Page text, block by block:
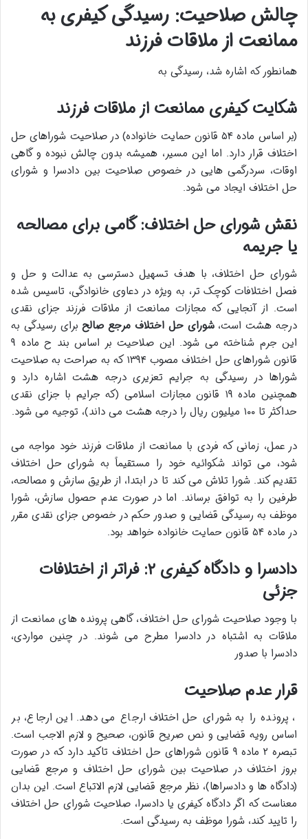
چالش صلاحیت: رسیدگی کیفری به
ممانعت از ملاقات فرزند
همانطور که اشاره شد، رسیدگی به
شکایت کیفری ممانعت از ملاقات فرزند
(بر اساس ماده ۵۴ قانون حمایت خانواده) در صلاحیت شوراهای حل
اختلاف قرار دارد. اما این مسیر، همیشه بدون چالش نبوده و گاهی
اوقات، سردرگمی هایی در خصوص صلاحیت بین دادسرا و شورای
حل اختلاف ایجاد می شود.
نقش شورای حل اختلاف: گامی برای مصالحه
یا جریمه
شورای حل اختلاف، با هدف تسهیل دسترسی به عدالت و حل و
فصل اختلافات کوچک تر، به ویژه در دعاوی خانوادگی، تاسیس شده
است. از آنجایی که مجازات ممانعت از ملاقات فرزند جزای نقدی
درجه هشت است،شورای حل اختلاف مرجع صالحبرای رسیدگی به
این جرم شناخته می شود. این صلاحیت بر اساس بند ح ماده ۹
قانون شوراهای حل اختلاف مصوب ۱۳۹۴ که به صراحت به صلاحیت
شوراها در رسیدگی به جرایم تعزیری درجه هشت اشاره دارد و
همچنین ماده ۱۹ قانون مجازات اسلامی (که جرایم با جزای نقدی
حداکثر تا ۱۰۰ میلیون ریال را درجه هشت می داند)، توجیه می شود.
در عمل، زمانی که فردی با ممانعت از ملاقات فرزند خود مواجه می
شود، می تواند شکوائیه خود را مستقیماً به شورای حل اختلاف
تقدیم کند. شورا تلاش می کند تا در ابتدا، از طریق سازش و مصالحه،
طرفین را به توافق برساند. اما در صورت عدم حصول سازش، شورا
موظف به رسیدگی قضایی و صدور حکم در خصوص جزای نقدی مقرر
در ماده ۵۴ قانون حمایت خانواده خواهد بود.
دادسرا و دادگاه کیفری ۲: فراتر از اختلافات
جزئی
با وجود صلاحیت شورای حل اختلاف، گاهی پرونده های ممانعت از
ملاقات به اشتباه در دادسرا مطرح می شوند. در چنین مواردی،
دادسرا با صدور
قرار عدم صلاحیت
، پرونده را به شورای حل اختلاف ارجاع می دهد. این ارجاع، بر
اساس رویه قضایی و نص صریح قانون، صحیح و لازم الاجب است.
تبصره ۲ ماده ۹ قانون شوراهای حل اختلاف تاکید دارد که در صورت
بروز اختلاف در صلاحیت بین شورای حل اختلاف و مرجع قضایی
(دادگاه ها و دادسراها)، نظر مرجع قضایی لازم الاتباع است. این بدان
معناست که اگر دادگاه کیفری یا دادسرا، صلاحیت شورای حل اختلاف
را تایید کند، شورا موظف به رسیدگی است.